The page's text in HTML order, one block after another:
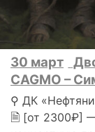
30 март
CAGMO –
⚲ ДК
🗎 [от 2300₽] —